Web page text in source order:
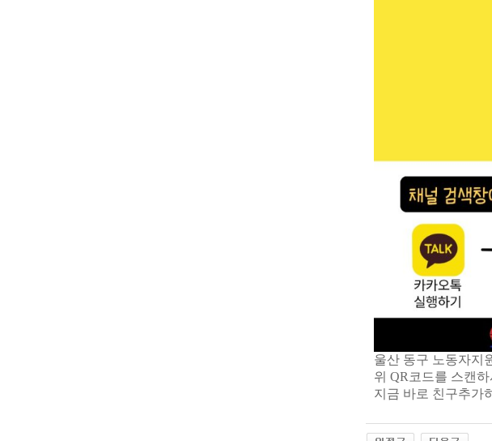
울산 동구 노동자지
위 QR코드를 스캔
지금 바로 친구추가